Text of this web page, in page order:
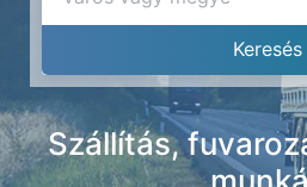
Szállítás,